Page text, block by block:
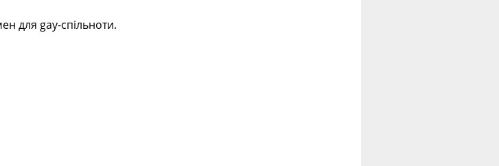
для gay-спільноти.